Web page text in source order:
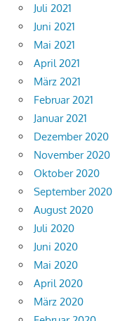
Juli 2021
Juni 2021
Mai 2021
April 2021
März 2021
Februar 2021
Januar 2021
Dezember 2020
November 2020
Oktober 2020
September 2020
August 2020
Juli 2020
Juni 2020
Mai 2020
April 2020
März 2020